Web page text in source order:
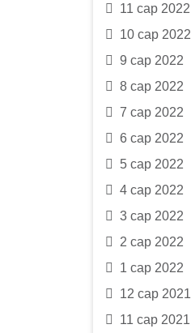
11 сар 2022
10 сар 2022
9 сар 2022
8 сар 2022
7 сар 2022
6 сар 2022
5 сар 2022
4 сар 2022
3 сар 2022
2 сар 2022
1 сар 2022
12 сар 2021
11 сар 2021